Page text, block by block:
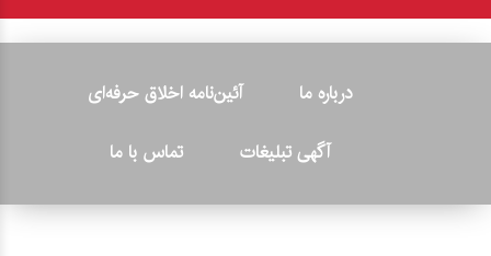
درباره ما
آئین‌نامه اخلاق حرفه‌ای
آگهی تبلیغات
تماس با ما